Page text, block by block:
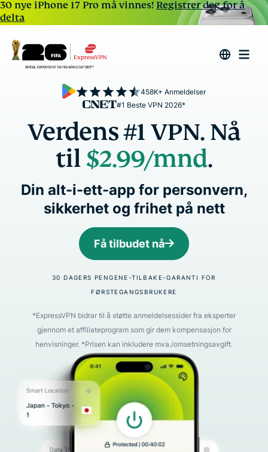
30 nye iPhone 17 Pro må vinnes! Registrer deg for å
delta
#1 Beste VPN 2026*
458K+ Anmeldelser
Verdens #1 VPN. Nå
til$2.99/mnd.
Din alt-i-ett-app for personvern,
sikkerhet og frihet på nett
Få tilbudet nå
30 DAGERS PENGENE-TILBAKE-GARANTI FOR
FØRSTEGANGSBRUKERE
*ExpressVPN bidrar til å støtte anmeldelsessider fra eksperter
gjennom et affiliateprogram som gir dem kompensasjon for
henvisninger. *Prisen kan inkludere mva./omsetningsavgift.